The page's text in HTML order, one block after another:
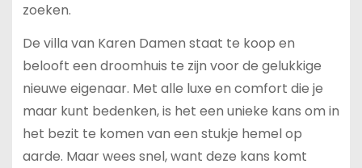
zoeken.
De villa van Karen Damen staat te koop en
belooft een droomhuis te zijn voor de gelukkige
nieuwe eigenaar. Met alle luxe en comfort die je
maar kunt bedenken, is het een unieke kans om in
het bezit te komen van een stukje hemel op
aarde. Maar wees snel, want deze kans komt